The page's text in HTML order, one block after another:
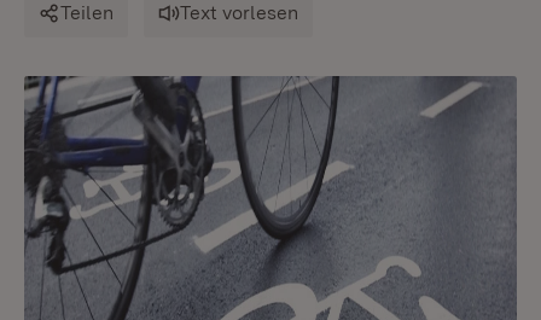
Teilen Text vorlesen